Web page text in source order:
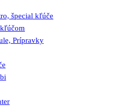
špecial kľúče
Prípravky